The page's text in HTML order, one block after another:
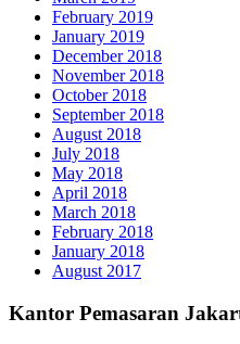
February 2019
January 2019
December 2018
November 2018
October 2018
September 2018
August 2018
July 2018
May 2018
April 2018
March 2018
February 2018
January 2018
August 2017
Kantor Pemasaran